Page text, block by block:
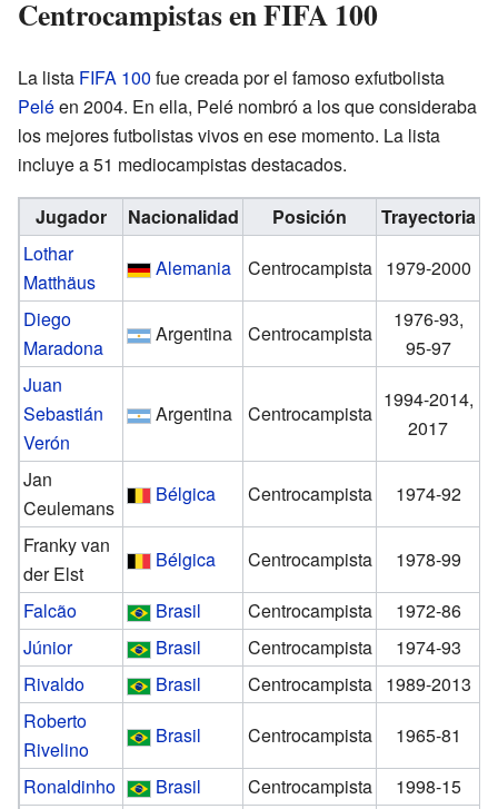
Centrocampistas en FIFA 100
La lista FIFA 100 fue creada por el famoso exfutbolista
Peléen 2004. En ella, Pelé nombró a los que consideraba
los mejores futbolistas vivos en ese momento. La lista
incluye a 51 mediocampistas destacados.
Jugador Nacionalidad Posición
Trayectoria
Lothar
Matthäus
Alemania Centrocampista 1979-2000
Diego
Maradona
Argentina Centrocampista
1976-93,
95-97
Juan
Sebastián
Verón
Argentina Centrocampista
1994-2014,
2017
Jan
Ceulemans
Bélgica Centrocampista
1974-92
Franky van
der Elst
Bélgica Centrocampista
1978-99
Falcão
Brasil Centrocampista
1972-86
Júnior
Brasil Centrocampista
1974-93
Rivaldo
Brasil Centrocampista 1989-2013
Roberto
Rivelino
Brasil Centrocampista
1965-81
Ronaldinho
Brasil Centrocampista
1998-15